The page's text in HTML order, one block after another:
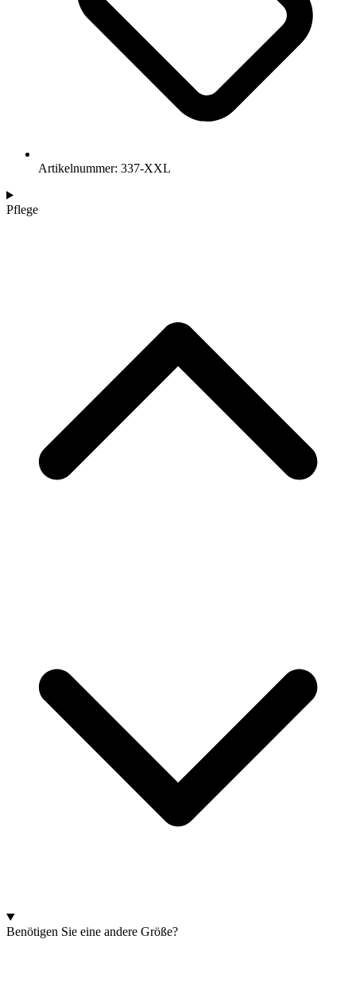
Artikelnummer: 337-XXL
Pflege
Benötigen Sie eine andere Größe?